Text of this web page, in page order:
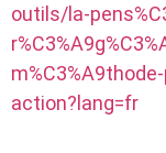
outils/la-
action?lang=fr